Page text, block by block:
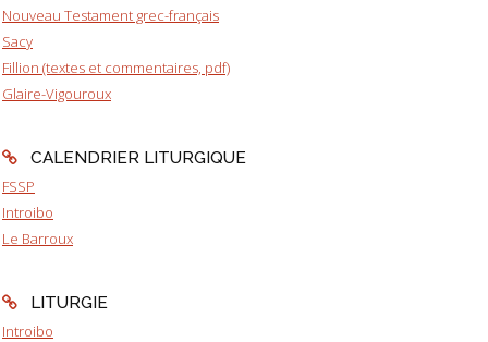
Nouveau Testament grec-français
Sacy
Fillion (textes et commentaires, pdf)
Glaire-Vigouroux
CALENDRIER LITURGIQUE
FSSP
Introibo
Le Barroux
LITURGIE
Introibo